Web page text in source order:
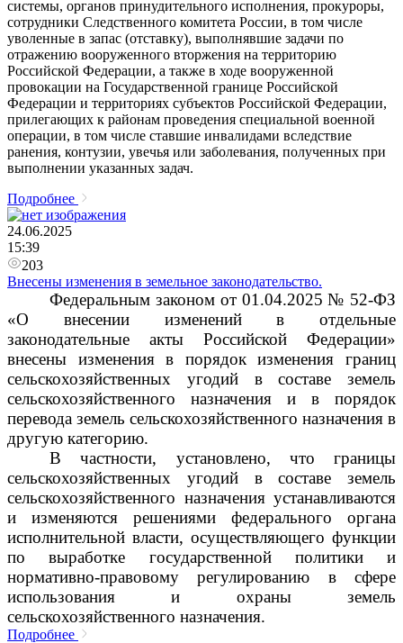
системы, органов принудительного исполнения, прокуроры,
сотрудники Следственного комитета России, в том числе
уволенные в запас (отставку), выполнявшие задачи по
отражению вооруженного вторжения на территорию
Российской Федерации, а также в ходе вооруженной
провокации на Государственной границе Российской
Федерации и территориях субъектов Российской Федерации,
прилегающих к районам проведения специальной военной
операции, в том числе ставшие инвалидами вследствие
ранения, контузии, увечья или заболевания, полученных при
выполнении указанных задач.
Подробнее
24.06.2025
15:39
203
Внесены изменения в земельное законодательство.
Федеральным законом от 01.04.2025 № 52-ФЗ
«О внесении изменений в отдельные
законодательные акты Российской Федерации»
внесены изменения в порядок изменения границ
сельскохозяйственных угодий в составе земель
сельскохозяйственного назначения и в порядок
перевода земель сельскохозяйственного назначения в
другую категорию.
В частности, установлено, что границы
сельскохозяйственных угодий в составе земель
сельскохозяйственного назначения устанавливаются
и изменяются решениями федерального органа
исполнительной власти, осуществляющего функции
по выработке государственной политики и
нормативно-правовому регулированию в сфере
использования и охраны земель
сельскохозяйственного назначения.
Подробнее